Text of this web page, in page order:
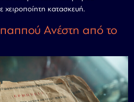
χειροποίητη κατασκευή.
Ανέστη από το